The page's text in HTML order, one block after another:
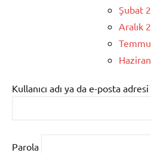
Şubat
Aralık
Kullanıcı adı ya da e-posta adresi
Parola